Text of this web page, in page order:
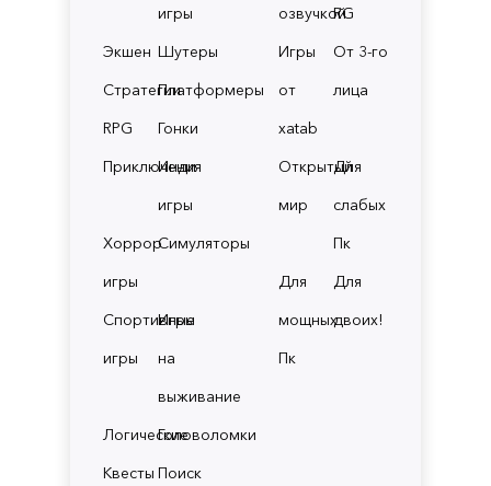
игры
Экшен Шутеры
СтратегииПлатформеры
RPG
Гонки
Приключения
Инди
игры
Хоррор
игры
Симуляторы
Спортивные
игры
Игры
на
выживание
ЛогическиеГоловоломки
Квесты Поиск
озвучкой
RG
Игры
от
xatab
От 3-го
лица
Открытый
мир
Для
слабых
Пк
Для
мощных
Пк
Для
двоих!